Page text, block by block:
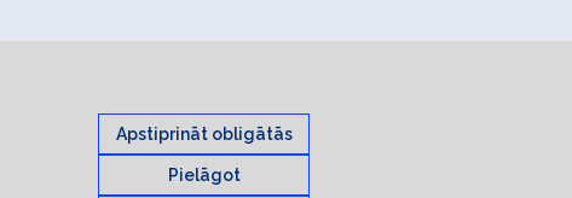
Apstiprināt obligātās
Pielāgot